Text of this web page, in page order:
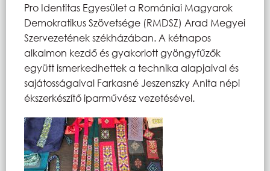
Pro Identitas Egyesület a Romániai Magyarok
Demokratikus Szövetsége (RMDSZ) Arad Megyei
Szervezetének székházában. A kétnapos
alkalmon kezdő és gyakorlott gyöngyfűzők
együtt ismerkedhettek a technika alapjaival és
sajátosságaival Farkasné Jeszenszky Anita népi
ékszerkészítő iparművész vezetésével.